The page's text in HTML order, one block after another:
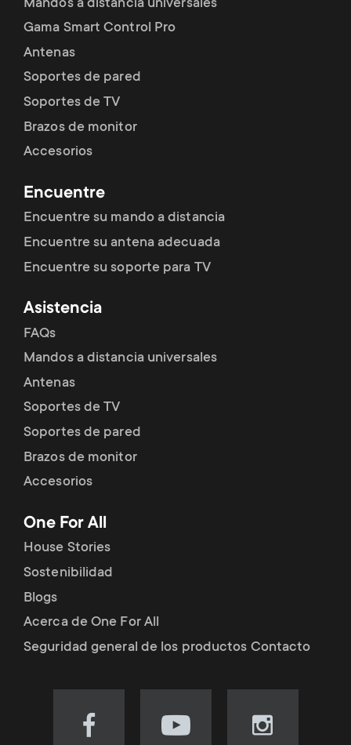
Mandos a distancia universales
Gama Smart Control Pro
Antenas
Soportes de pared
Soportes de TV
Brazos de monitor
Accesorios
Encuentre
Encuentre su mando a distancia
Encuentre su antena adecuada
Encuentre su soporte para TV
Asistencia
FAQs
Mandos a distancia universales
Antenas
Soportes de TV
Soportes de pared
Brazos de monitor
Accesorios
One For All
House Stories
Sostenibilidad
Blogs
Acerca de One For All
Seguridad general de los productos Contacto
Visit Visit Visit